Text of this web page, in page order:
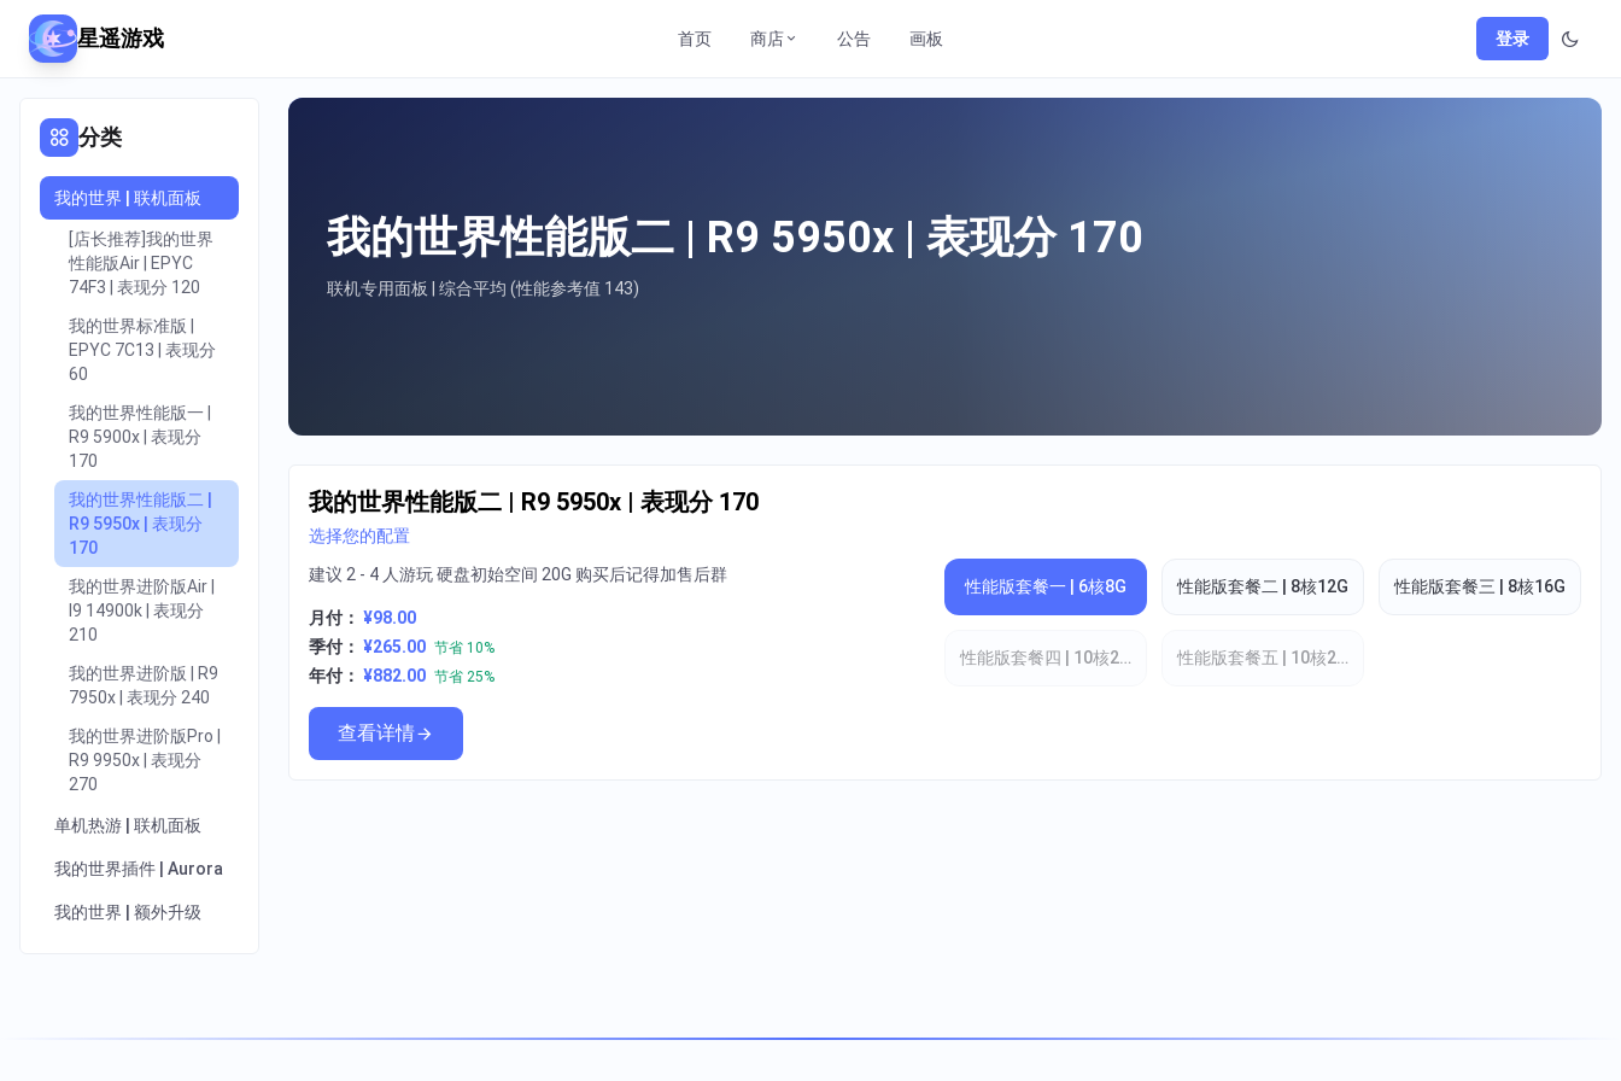
星遥游戏 首页 商店 公告 画板 登录
分类
我的世界 | 联机面板
[店长推荐]我的世界
性能版Air | EPYC
74F3 | 表现分 120
我的世界标准版 |
EPYC 7C13 | 表现分
60
我的世界性能版一 |
R9 5900x | 表现分
170
我的世界性能版二 |
R9 5950x | 表现分
170
我的世界进阶版Air |
I9 14900k | 表现分
210
我的世界进阶版 | R9
7950x | 表现分 240
我的世界进阶版Pro |
R9 9950x | 表现分
270
单机热游 | 联机面板
我的世界插件 | Aurora
我的世界 | 额外升级
我的世界性能版二 | R9 5950x | 表现分 170
联机专用面板 | 综合平均 (性能参考值 143)
我的世界性能版二 | R9 5950x | 表现分 170
选择您的配置
建议 2 - 4 人游玩 硬盘初始空间 20G 购买后记得加售后群
月付： ¥98.00
季付： ¥265.00 节省 10%
年付： ¥882.00 节省 25%
查看详情
性能版套餐一 | 6核8G 性能版套餐二 | 8核12G 性能版套餐三 | 8核16G
性能版套餐四 | 10核20G 性能版套餐五 | 10核24G